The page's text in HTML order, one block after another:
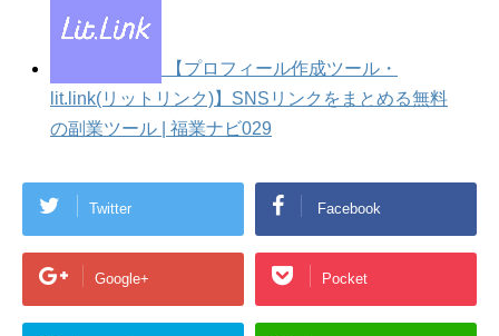
【プロフィール作成ツール・
lit.link(リットリンク)】SNSリンクをまとめる無料
の副業ツール | 福業ナビ029
Twitter Facebook
Google+ Pocket